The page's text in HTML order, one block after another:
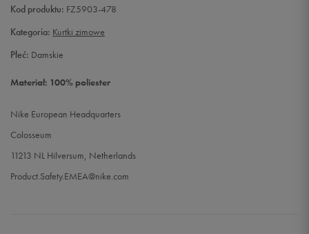
Kod produktu: FZ5903-478
Kategoria: Kurtki zimowe
Płeć: Damskie
Materiał: 100% poliester
Nike European Headquarters
Colosseum
11213 NL Hilversum, Netherlands
Product.Safety.EMEA@nike.com